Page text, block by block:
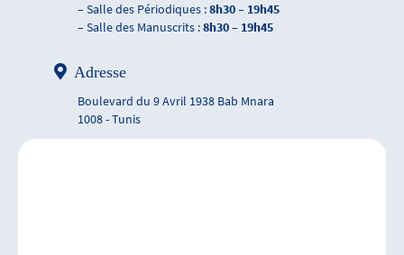
– Salle des Périodiques :8h30 – 19h45
– Salle des Manuscrits :8h30 – 19h45
Adresse
Boulevard du 9 Avril 1938 Bab Mnara
1008 - Tunis